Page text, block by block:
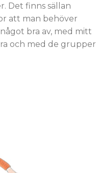
Det finns sällan
att man behöver
bra av, med mitt
och med de grupper